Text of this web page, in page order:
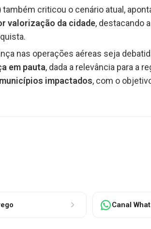
também criticou o cenário atual,
valorização da cidade, destacando
nas operações aéreas seja
em pauta, dada a relevância para a
municípios impactados, com o
Canal